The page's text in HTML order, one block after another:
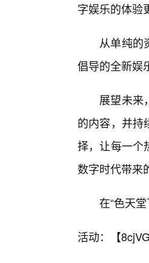
字娱乐的体验
从单纯的
倡导的全新娱
展望未来
的内容，并持
择，让每一个
数字时代带来
在“色天
活动：【